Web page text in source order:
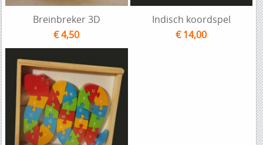
Breinbreker 3D
€ 4,50
Indisch koordspel
€ 14,00